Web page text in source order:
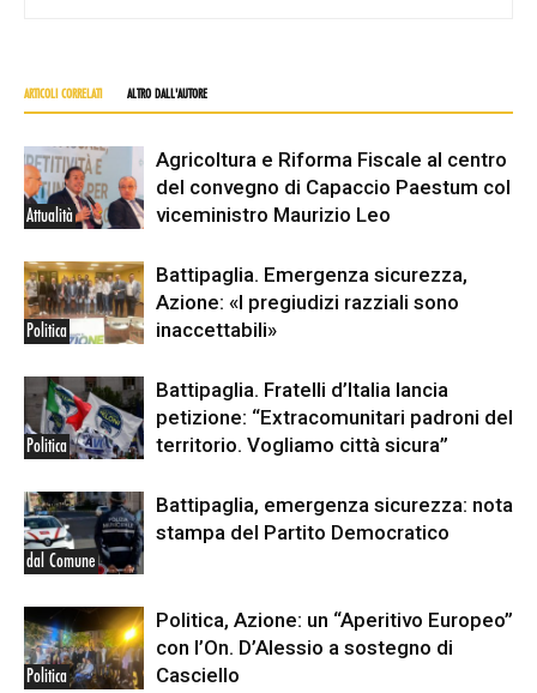
ARTICOLI CORRELATI ALTRO DALL'AUTORE
Attualità
Agricoltura e Riforma Fiscale al centro
del convegno di Capaccio Paestum col
viceministro Maurizio Leo
Politica
Battipaglia. Emergenza sicurezza,
Azione: «I pregiudizi razziali sono
inaccettabili»
Politica
Battipaglia. Fratelli d’Italia lancia
petizione: “Extracomunitari padroni del
territorio. Vogliamo città sicura”
dal Comune
Battipaglia, emergenza sicurezza: nota
stampa del Partito Democratico
Politica
Politica, Azione: un “Aperitivo Europeo”
con l’On. D’Alessio a sostegno di
Casciello